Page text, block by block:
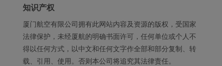
知识产权
厦门航空有限公司拥有此网站内容及资源的版权，受国家
法律保护，未经厦航的明确书面许可，任何单位或个人不
得以任何方式，以中文和任何文字作全部和部分复制、转
载、引用、使用。否则本公司将追究其法律责任。
Xiamenair.com使用功能